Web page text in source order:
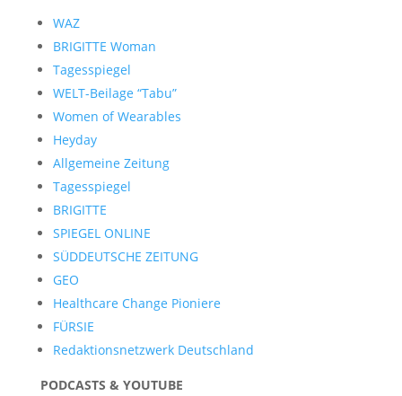
WAZ
BRIGITTE Woman
Tagesspiegel
WELT-Beilage “Tabu”
Women of Wearables
Heyday
Allgemeine Zeitung
Tagesspiegel
BRIGITTE
SPIEGEL ONLINE
SÜDDEUTSCHE ZEITUNG
GEO
Healthcare Change Pioniere
FÜRSIE
Redaktionsnetzwerk Deutschland
PODCASTS & YOUTUBE